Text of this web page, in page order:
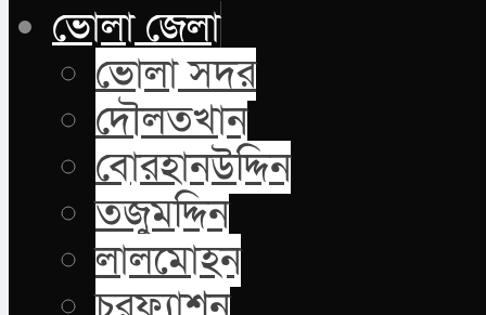
ভোলা জেলা
ভোলা সদর
দৌলতখান
বোরহানউদ্দিন
তজুমদ্দিন
লালমোহন